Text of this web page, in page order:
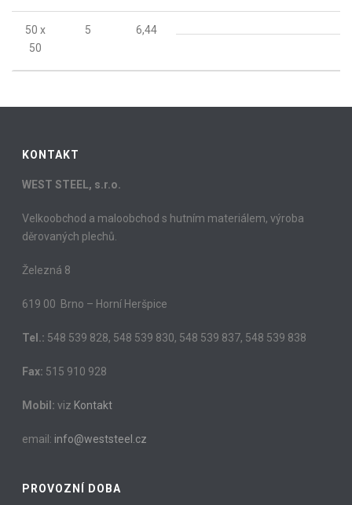
50 x
50
5 6,44
KONTAKT
WEST STEEL, s.r.o.
Velkoobchod a maloobchod s hutním materiálem, výroba
děrovaných plechů.
Železná 8
619 00 Brno – Horní Heršpice
Tel.: 548 539 828, 548 539 830, 548 539 837, 548 539 838
Fax: 515 910 928
Mobil: viz Kontakt
email: info@weststeel.cz
PROVOZNÍ DOBA